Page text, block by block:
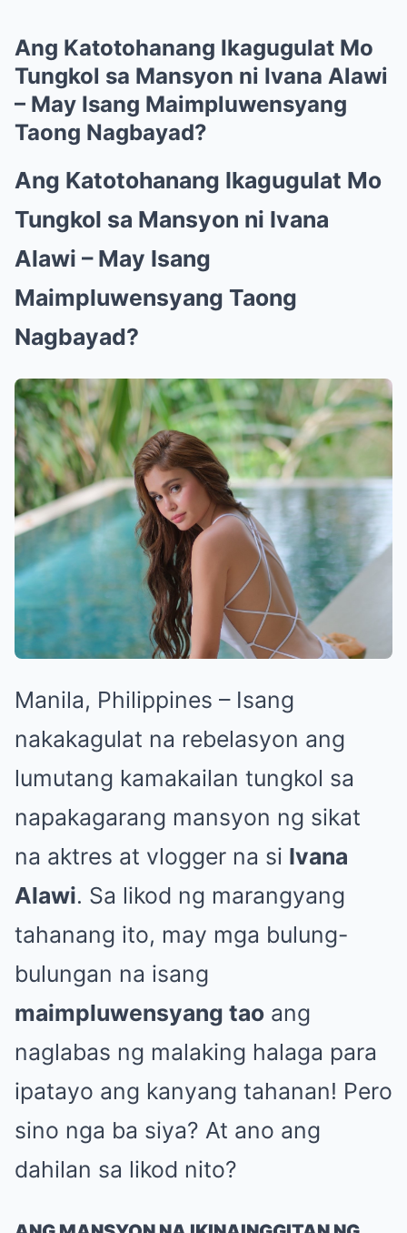
Ang Katotohanang Ikagugulat Mo
Tungkol sa Mansyon ni Ivana Alawi
– May Isang Maimpluwensyang
Taong Nagbayad?
Ang Katotohanang Ikagugulat Mo
Tungkol sa Mansyon ni Ivana
Alawi – May Isang
Maimpluwensyang Taong
Nagbayad?
Manila, Philippines – Isang
nakakagulat na rebelasyon ang
lumutang kamakailan tungkol sa
napakagarang mansyon ng sikat
na aktres at vlogger na si Ivana
Alawi. Sa likod ng marangyang
tahanang ito, may mga bulung-
bulungan na isang
maimpluwensyang tao ang
naglabas ng malaking halaga para
ipatayo ang kanyang tahanan! Pero
sino nga ba siya? At ano ang
dahilan sa likod nito?